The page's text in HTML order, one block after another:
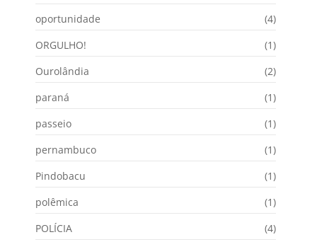
oportunidade
(4)
ORGULHO!
(1)
Ourolândia
(2)
paraná
(1)
passeio
(1)
pernambuco
(1)
Pindobacu
(1)
polêmica
(1)
POLÍCIA
(4)